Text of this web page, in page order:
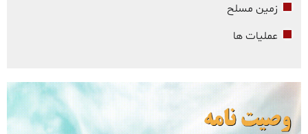
زمین مسلح
عملیات ها